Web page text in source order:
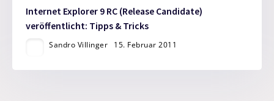
Internet Explorer 9 RC (Release Candidate)
veröffentlicht: Tipps & Tricks
Sandro Villinger 15. Februar 2011